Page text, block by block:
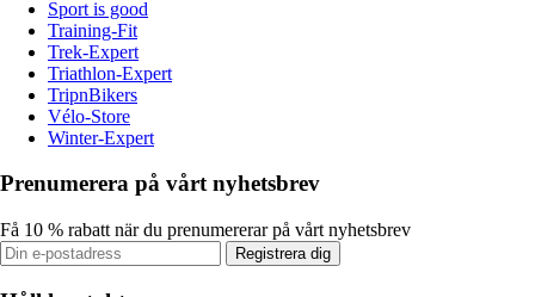
Sport is good
Training-Fit
Trek-Expert
Triathlon-Expert
TripnBikers
Vélo-Store
Winter-Expert
Prenumerera på vårt nyhetsbrev
Få 10 % rabatt när du prenumererar på vårt nyhetsbrev
Registrera dig